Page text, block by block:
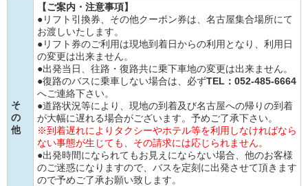
そ
の
他
【ご案内・注意事項】
●リフト引換券、その他クーポン券は、名古屋集合場所にて
お渡しいたします。
●リフト券のご利用は現地到着日からの利用となり、利用日
の変更は出来ません。
●出発当日、往路・復路共に乗下車地の変更は出来ません。
●復路のバスに乗車しない場合は、必ずTEL：052-485-6664
へご連絡下さい。
●道路状況等により、現地の到着及び名古屋への帰りの到着
が大幅に遅れる場合がございます。予めご了承下さい。
※到着遅れによりタクシーやホテル等を利用しなければなら
ない事態が生じても、その請求には応じられません。
●出発時間になられてもお見えにならない場合、他のお客様
のご迷惑になりますので、バスを定刻に出発させて頂きます
ので予めご了承お願い致します。